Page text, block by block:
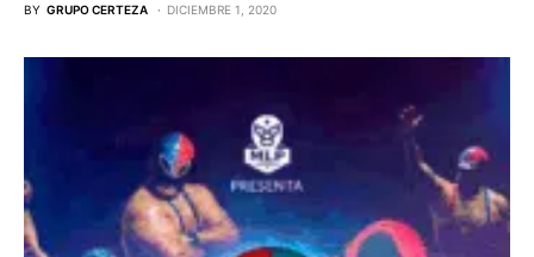
BY GRUPO CERTEZA DICIEMBRE 1, 2020